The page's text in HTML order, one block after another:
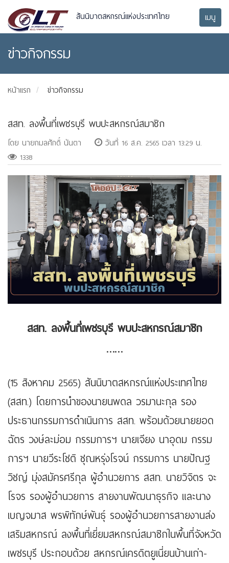
สันนิบาตสหกรณ์แห่งประเทศไทย เมนู
ข่าวกิจกรรม
หน้าแรก ข่าวกิจกรรม
สสท. ลงพื้นที่เพชรบุรี พบปะสหกรณ์สมาชิก
โดย นายกมลศักดิ์ นันตา
วันที่ 16 ส.ค. 2565 เวลา 13:29 น.
1338
สสท. ลงพื้นที่เพชรบุรี พบปะสหกรณ์สมาชิก
……
(15 สิงหาคม 2565) สันนิบาตสหกรณ์แห่งประเทศไทย
(สสท.) โดยการนำของนายนพดล วรมานะกุล รอง
ประธานกรรมการดำเนินการ สสท. พร้อมด้วยนายยอด
ฉัตร วงษ์ละม่อม กรรมการฯ นายเจียง นาอุดม กรรม
การฯ นายวีระโชติ ชุณหรุ่งโรจน์ กรรมการ นายปัณฐ
วิชญ์ มุ่งสมัครศรีกุล ผู้อำนวยการ สสท. นายวิจิตร จะ
โรจร รองผู้อำนวยการ สายงานพัฒนาธุรกิจ และนาง
เบญจมาส พรพิทักษ์พันธุ์ รองผู้อำนวยการสายงานส่ง
เสริมสหกรณ์ ลงพื้นที่เยี่ยมสหกรณ์สมาชิกในพื้นที่จังหวัด
เพชรบุรี ประกอบด้วย สหกรณ์เครดิตยูเนี่ยนบ้านเก่า-